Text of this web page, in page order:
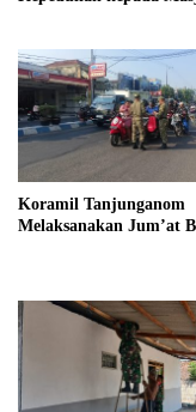
Koramil Tanjunganom
Melaksanakan Jum’at